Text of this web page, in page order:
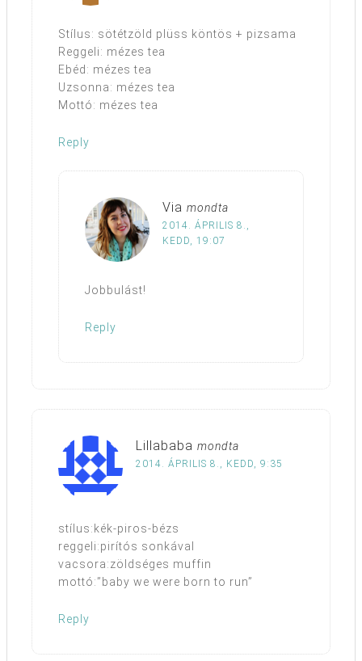
Stílus: sötétzöld plüss köntös + pizsama
Reggeli: mézes tea
Ebéd: mézes tea
Uzsonna: mézes tea
Mottó: mézes tea
Reply
Via mondta
2014. ÁPRILIS 8.,
KEDD, 19:07
Jobbulást!
Reply
Lillababa mondta
2014. ÁPRILIS 8., KEDD, 9:35
stílus:kék-piros-bézs
reggeli:pirítós sonkával
vacsora:zöldséges muffin
mottó:”baby we were born to run”
Reply